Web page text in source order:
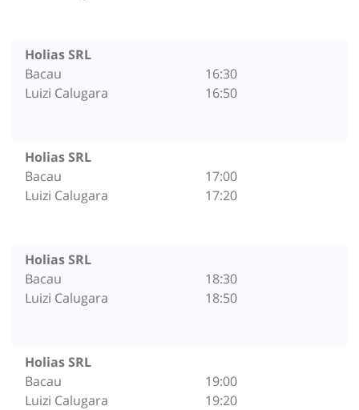
Holias SRL
Bacau
Luizi Calugara
16:30
16:50
Holias SRL
Bacau
Luizi Calugara
17:00
17:20
Holias SRL
Bacau
Luizi Calugara
18:30
18:50
Holias SRL
Bacau
Luizi Calugara
19:00
19:20